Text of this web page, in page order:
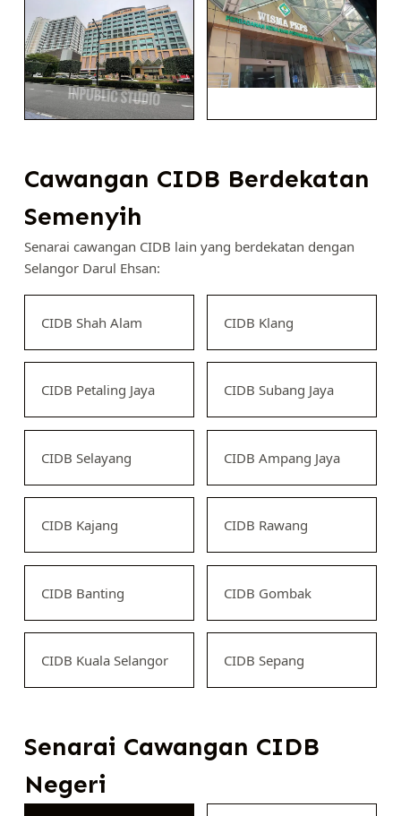
Cawangan CIDB Berdekatan
Semenyih
Senarai cawangan CIDB lain yang berdekatan dengan
Selangor Darul Ehsan:
CIDB Shah Alam CIDB Klang
CIDB Petaling Jaya CIDB Subang Jaya
CIDB Selayang CIDB Ampang Jaya
CIDB Kajang CIDB Rawang
CIDB Banting CIDB Gombak
CIDB Kuala Selangor CIDB Sepang
Senarai Cawangan CIDB
Negeri